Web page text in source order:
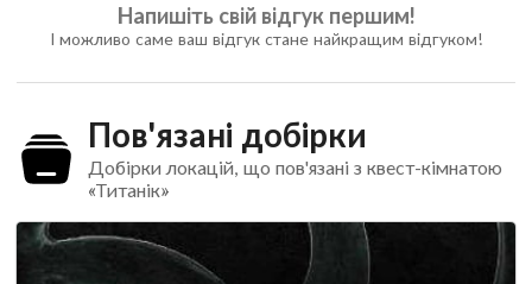
Напишіть свій відгук першим!
І можливо саме ваш відгук стане найкращим відгуком!
Пов'язані добірки
Добірки локацій, що пов'язані з квест-кімнатою
«Титанік»